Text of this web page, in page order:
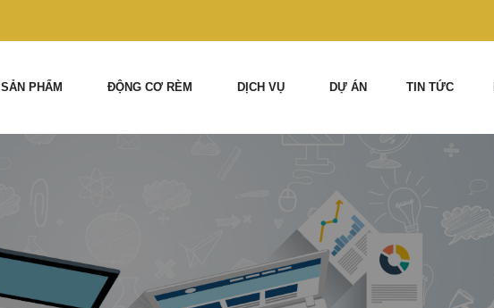
SẢN PHẨM ĐỘNG CƠ RÈM DỊCH VỤ DỰ ÁN TIN TỨC